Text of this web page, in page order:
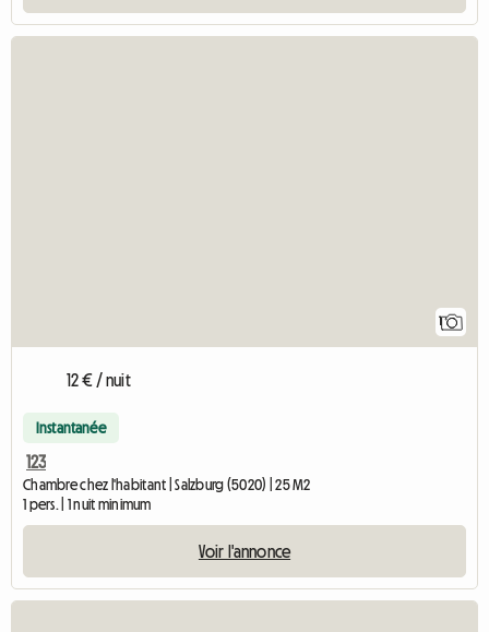
1
12 € / nuit
Instantanée
123
Chambre chez l'habitant | Salzburg (5020) | 25 M2
1 pers. | 1 nuit minimum
Voir l'annonce